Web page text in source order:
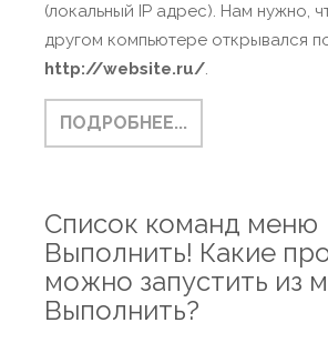
(локальный IP адрес). Нам нужно,
другом компьютере открывался
http://website.ru/.
ПОДРОБНЕЕ...
Список команд меню
Выполнить! Какие
можно запустить из
Выполнить?